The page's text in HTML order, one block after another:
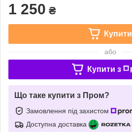
1 250 ₴
Купити
або
Купити з
Що таке купити з Пром?
Замовлення під захистом
Доступна доставка